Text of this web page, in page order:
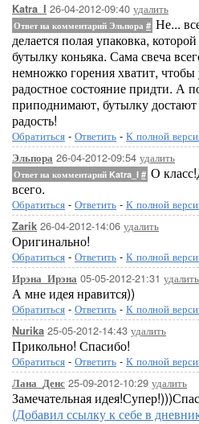
Katra_I 26-04-2012-09:40 удалить
Ответ на комментарий Эльпора # Не...
делается полая упаковка,
бутылку коньяка. Сама свеча
немножко горения хватит, чтобы
радостное состояние придти. А
приподнимают, бутылку
радость!
Обратиться - Ответить - К полной
Эльпора 26-04-2012-09:54 удалить
Ответ на комментарий Katra_I # О
всего.
Обратиться - Ответить - К полной
Zarik 26-04-2012-14:06 удалить
Оригинально!
Обратиться - Ответить - К полной
Ирэна_Ирэна 05-05-2012-21:31 удалить
А мне идея нравится))
Обратиться - Ответить - К полной
Nurika 25-05-2012-14:43 удалить
Прикольно! Спасибо!
Обратиться - Ответить - К полной
Лана_Денс 25-09-2012-10:29 удалить
Замечательная
(Добавил ссылку к себе в